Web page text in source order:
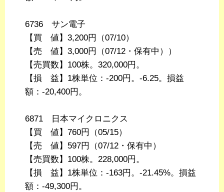
6736 サン電子
【買 値】3,200円（07/10）
【売 値】3,000円（07/12・保有中））
【売買数】100株。320,000円。
【損 益】1株単位：-200円。-6.25。損益
額：-20,400円。
6871 日本マイクロニクス
【買 値】760円（05/15）
【売 値】597円（07/12・保有中）
【売買数】100株。228,000円。
【損 益】1株単位：-163円。-21.45%。損益
額：-49,300円。